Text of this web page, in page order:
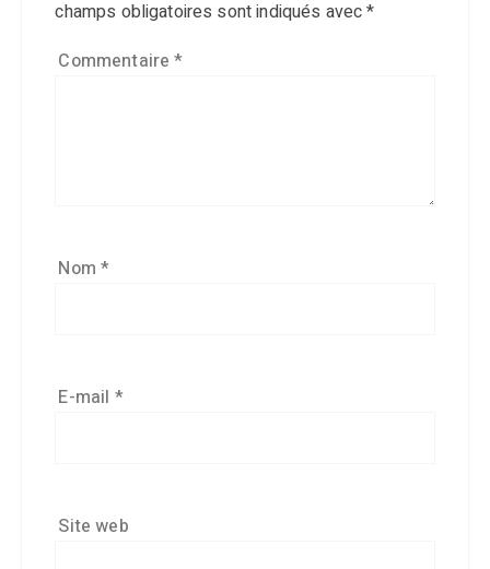
champs obligatoires sont indiqués avec*
Commentaire*
Nom*
E-mail *
Site web